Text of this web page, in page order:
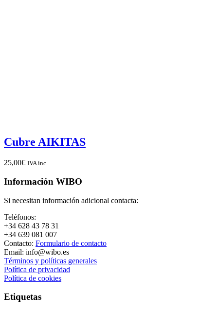
Cubre AIKITAS
25,00€ IVA inc.
Información WIBO
Si necesitan información adicional contacta:
Teléfonos:
+34 628 43 78 31
+34 639 081 007
Contacto: Formulario de contacto
Email: info@wibo.es
Términos y políticas generales
Política de privacidad
Política de cookies
Etiquetas